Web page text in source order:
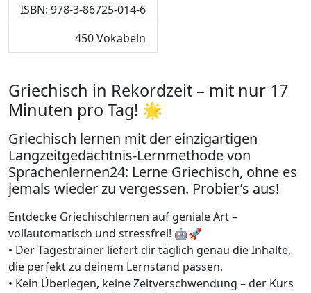
ISBN: 978-3-86725-014-6
450 Vokabeln
Griechisch in Rekordzeit – mit nur 17
Minuten pro Tag! 🌟
Griechisch lernen mit der einzigartigen
Langzeitgedächtnis-Lernmethode von
Sprachenlernen24: Lerne Griechisch, ohne es
jemals wieder zu vergessen. Probier’s aus!
Entdecke Griechischlernen auf geniale Art –
vollautomatisch und stressfrei! 🤖🚀
• Der Tagestrainer liefert dir täglich genau die Inhalte,
die perfekt zu deinem Lernstand passen.
• Kein Überlegen, keine Zeitverschwendung – der Kurs